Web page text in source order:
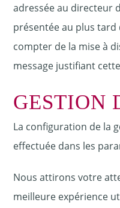
adressée au directeur
présentée au plus
compter de la mise à
message justifiant
GESTION
La configuration de la
effectuée dans les
Nous attirons votre
meilleure expérience